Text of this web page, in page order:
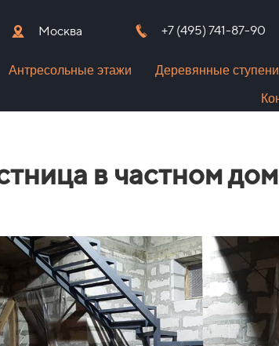
Москва +7 (495) 741-87-90
Антресольные этажи Деревянные ступени
в частном